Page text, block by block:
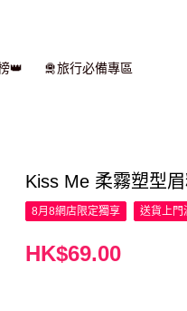
👑 🛅旅行必備專區
Kiss Me 柔霧塑型
8月8網店限定獨享 送貨上門
HK$69.00